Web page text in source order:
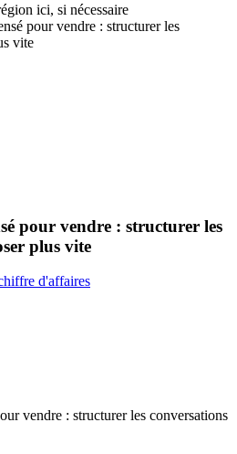
ici, si nécessaire
pour vendre : structurer les
vite
pour vendre : structurer les
plus vite
d'affaires